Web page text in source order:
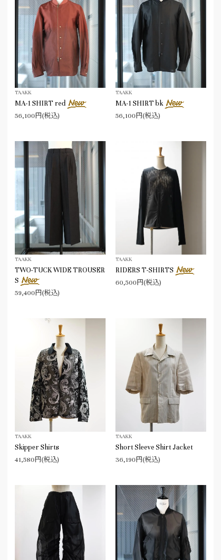
TAAKK
MA-1 SHIRT red
56,100円(税込)
TAAKK
MA-1 SHIRT bk
56,100円(税込)
TAAKK
TWO-TUCK WIDE TROUSER
S
59,400円(税込)
TAAKK
RIDERS T-SHIRTS
60,500円(税込)
TAAKK
Skipper Shirts
41,580円(税込)
TAAKK
Short Sleeve Shirt Jacket
36,190円(税込)